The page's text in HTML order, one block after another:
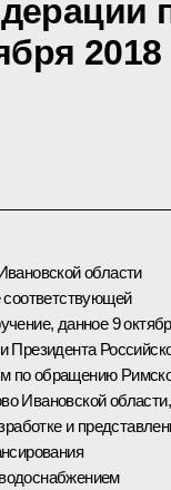
2018
области
соответствующей
данное 9
Президента
по обращению
Ивановской области,
и